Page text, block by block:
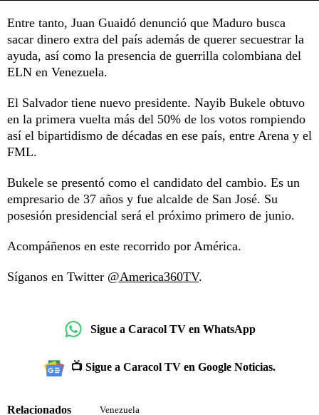
Entre tanto, Juan Guaidó denunció que Maduro busca
sacar dinero extra del país además de querer secuestrar la
ayuda, así como la presencia de guerrilla colombiana del
ELN en Venezuela.
El Salvador tiene nuevo presidente. Nayib Bukele obtuvo
en la primera vuelta más del 50% de los votos rompiendo
así el bipartidismo de décadas en ese país, entre Arena y el
FML.
Bukele se presentó como el candidato del cambio. Es un
empresario de 37 años y fue alcalde de San José. Su
posesión presidencial será el próximo primero de junio.
Acompáñenos en este recorrido por América.
Síganos en Twitter @America360TV.
Sigue a Caracol TV en WhatsApp
📺 Sigue a Caracol TV en Google Noticias.
Relacionados Venezuela